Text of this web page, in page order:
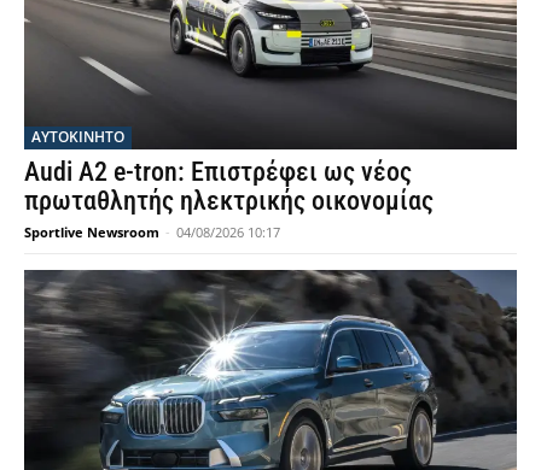
ΑΥΤΟΚΙΝΗΤΟ
Audi A2 e-tron: Επιστρέφει ως νέος
πρωταθλητής ηλεκτρικής οικονομίας
Sportlive Newsroom - 04/08/2026 10:17